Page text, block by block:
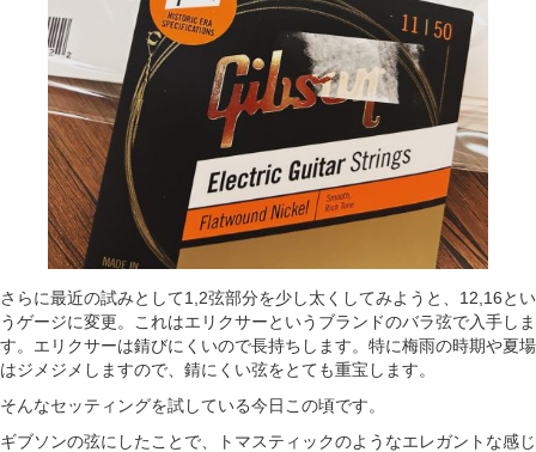
さらに最近の試みとして1,2弦部分を少し太くしてみようと、12,16とい
うゲージに変更。これはエリクサーというブランドのバラ弦で入手しま
す。エリクサーは錆びにくいので長持ちします。特に梅雨の時期や夏場
はジメジメしますので、錆にくい弦をとても重宝します。
そんなセッティングを試している今日この頃です。
ギブソンの弦にしたことで、トマスティックのようなエレガントな感じ